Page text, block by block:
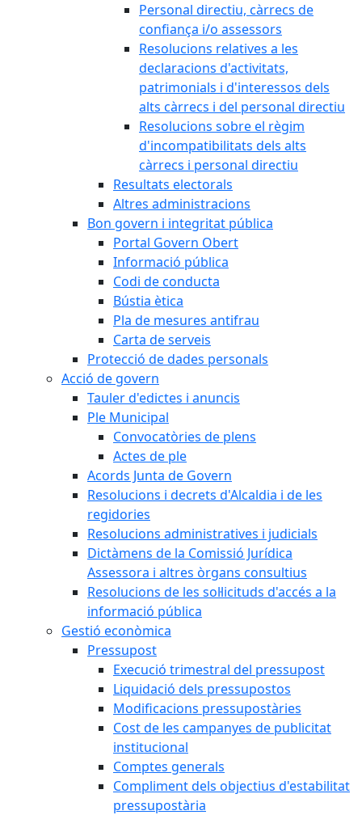
Personal directiu, càrrecs de
confiança i/o assessors
Resolucions relatives a les
declaracions d'activitats,
patrimonials i d'interessos dels
alts càrrecs i del personal directiu
Resolucions sobre el règim
d'incompatibilitats dels alts
càrrecs i personal directiu
Resultats electorals
Altres administracions
Bon govern i integritat pública
Portal Govern Obert
Informació pública
Codi de conducta
Bústia ètica
Pla de mesures antifrau
Carta de serveis
Protecció de dades personals
Acció de govern
Tauler d'edictes i anuncis
Ple Municipal
Convocatòries de plens
Actes de ple
Acords Junta de Govern
Resolucions i decrets d'Alcaldia i de les
regidories
Resolucions administratives i judicials
Dictàmens de la Comissió Jurídica
Assessora i altres òrgans consultius
Resolucions de les sol·licituds d'accés a la
informació pública
Gestió econòmica
Pressupost
Execució trimestral del pressupost
Liquidació dels pressupostos
Modificacions pressupostàries
Cost de les campanyes de publicitat
institucional
Comptes generals
Compliment dels objectius d'estabilitat
pressupostària